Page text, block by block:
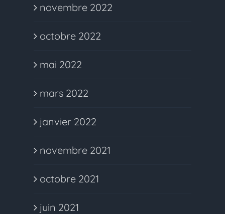
novembre 2022
octobre 2022
mai 2022
mars 2022
janvier 2022
novembre 2021
octobre 2021
juin 2021